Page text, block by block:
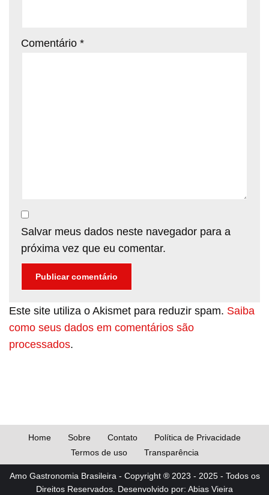
Comentário *
Salvar meus dados neste navegador para a
próxima vez que eu comentar.
Este site utiliza o Akismet para reduzir spam. Saiba
como seus dados em comentários são
processados.
Home Sobre Contato
Política de Privacidade
Termos de uso
Transparência
Amo Gastronomia Brasileira - Copyright ® 2023 - 2025 - Todos os
Direitos Reservados. Desenvolvido por: Abias Vieira